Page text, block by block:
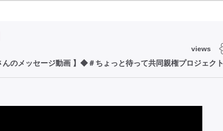
views
のメッセージ動画 】◆＃ちょっと待って共同親権プロジェクト